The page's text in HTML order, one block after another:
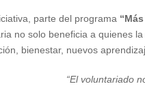
parte del programa
no solo beneficia a quienes
bienestar, nuevos
“El voluntariado